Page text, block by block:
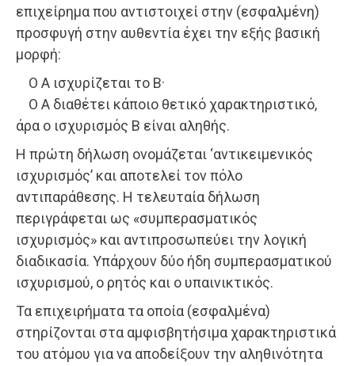
επιχείρημα που αντιστοιχεί στην (εσφαλμένη)
προσφυγή στην αυθεντία έχει την εξής βασική
μορφή:
Ο A ισχυρίζεται το B·
Ο A διαθέτει κάποιο θετικό χαρακτηριστικό,
άρα ο ισχυρισμός B είναι αληθής.
Η πρώτη δήλωση ονομάζεται ‘αντικειμενικός
ισχυρισμός’ και αποτελεί τον πόλο
αντιπαράθεσης. Η τελευταία δήλωση
περιγράφεται ως «συμπερασματικός
ισχυρισμός» και αντιπροσωπεύει την λογική
διαδικασία. Υπάρχουν δύο ήδη συμπερασματικού
ισχυρισμού, ο ρητός και ο υπαινικτικός.
Τα επιχειρήματα τα οποία (εσφαλμένα)
στηρίζονται στα αμφισβητήσιμα χαρακτηριστικά
του ατόμου για να αποδείξουν την αληθινότητα